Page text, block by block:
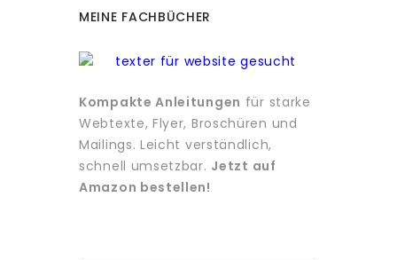
MEINE FACHBÜCHER
Kompakte Anleitungen für starke
Webtexte, Flyer, Broschüren und
Mailings. Leicht verständlich,
schnell umsetzbar. Jetzt auf
Amazon bestellen!